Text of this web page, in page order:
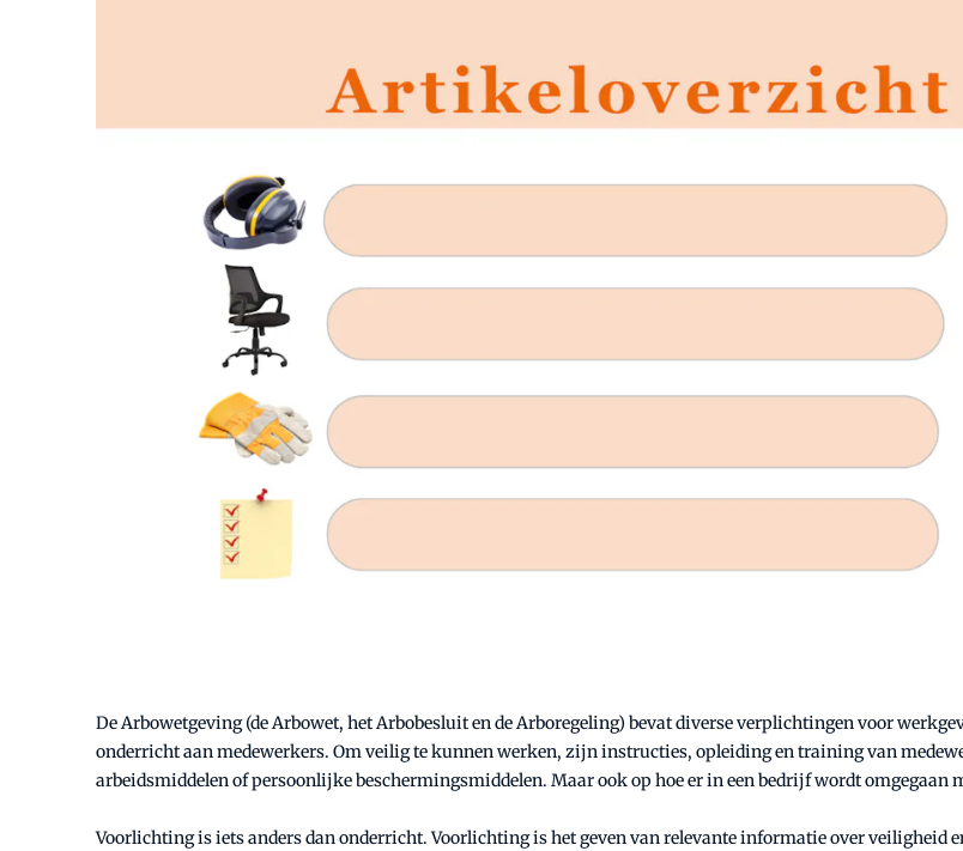
De Arbowetgeving (de Arbowet, het Arbobesluit en de Arboregeling) bevat diverse verplichtingen voor
onderricht aan medewerkers. Om veilig te kunnen werken, zijn instructies, opleiding en training van
arbeidsmiddelen of persoonlijke beschermingsmiddelen. Maar ook op hoe er in een bedrijf wordt omgegaan
Voorlichting is iets anders dan onderricht. Voorlichting is het geven van relevante informatie over veiligheid